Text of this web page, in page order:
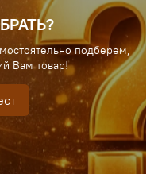
подберем,
Вам товар!